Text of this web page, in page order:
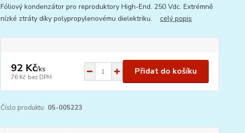
Fóliový kondenzátor pro reproduktory High-End. 250 Vdc. Extrémně
nízké ztráty díky polypropylenovému dielektriku. celý popis
92 Kč/ks
76 Kč bez DPH
Přidat do košíku
Číslo produktu: 05-005223